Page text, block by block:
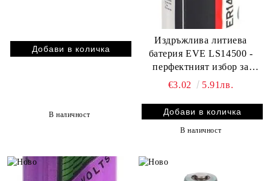
В наличност
Издръжлива литиева
батерия EVE LS14500 -
перфектният избор за
вашите устройства!
€3.02 5.91лв.
В наличност